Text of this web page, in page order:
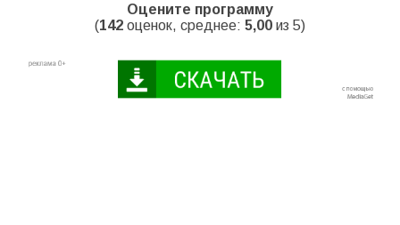
Оцените программу
(142 оценок, среднее: 5,00 из 5)